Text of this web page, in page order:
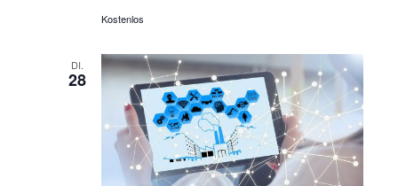
Kostenlos
DI.
28